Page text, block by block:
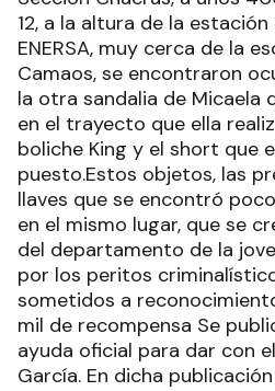
12, a la altura de la
ENERSA, muy cerca de la
Camaos, se encontraron
la otra sandalia de Micaela
en el trayecto que ella
boliche King y el short que
puesto.Estos objetos, las
llaves que se encontró
en el mismo lugar, que se
del departamento de la
por los peritos
sometidos a
mil de recompensa Se
ayuda oficial para dar con
García. En dicha